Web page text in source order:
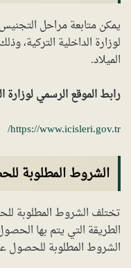
يمكن متابعة مراحل
لوزارة الداخلية التركية،
الميلاد.
رابط الموقع الرسمي لوزارة
https://www.icisleri.gov.tr/
الشروط المطلوبة
تختلف الشروط المطلوبة
الطريقة التي يتم بها
الشروط المطلوبة للحصول